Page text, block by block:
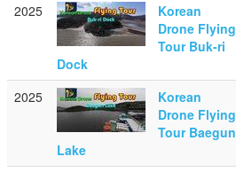
2025
Korean
Drone Flying
Tour Buk-ri
Dock
2025
Korean
Drone Flying
Tour Baegun
Lake